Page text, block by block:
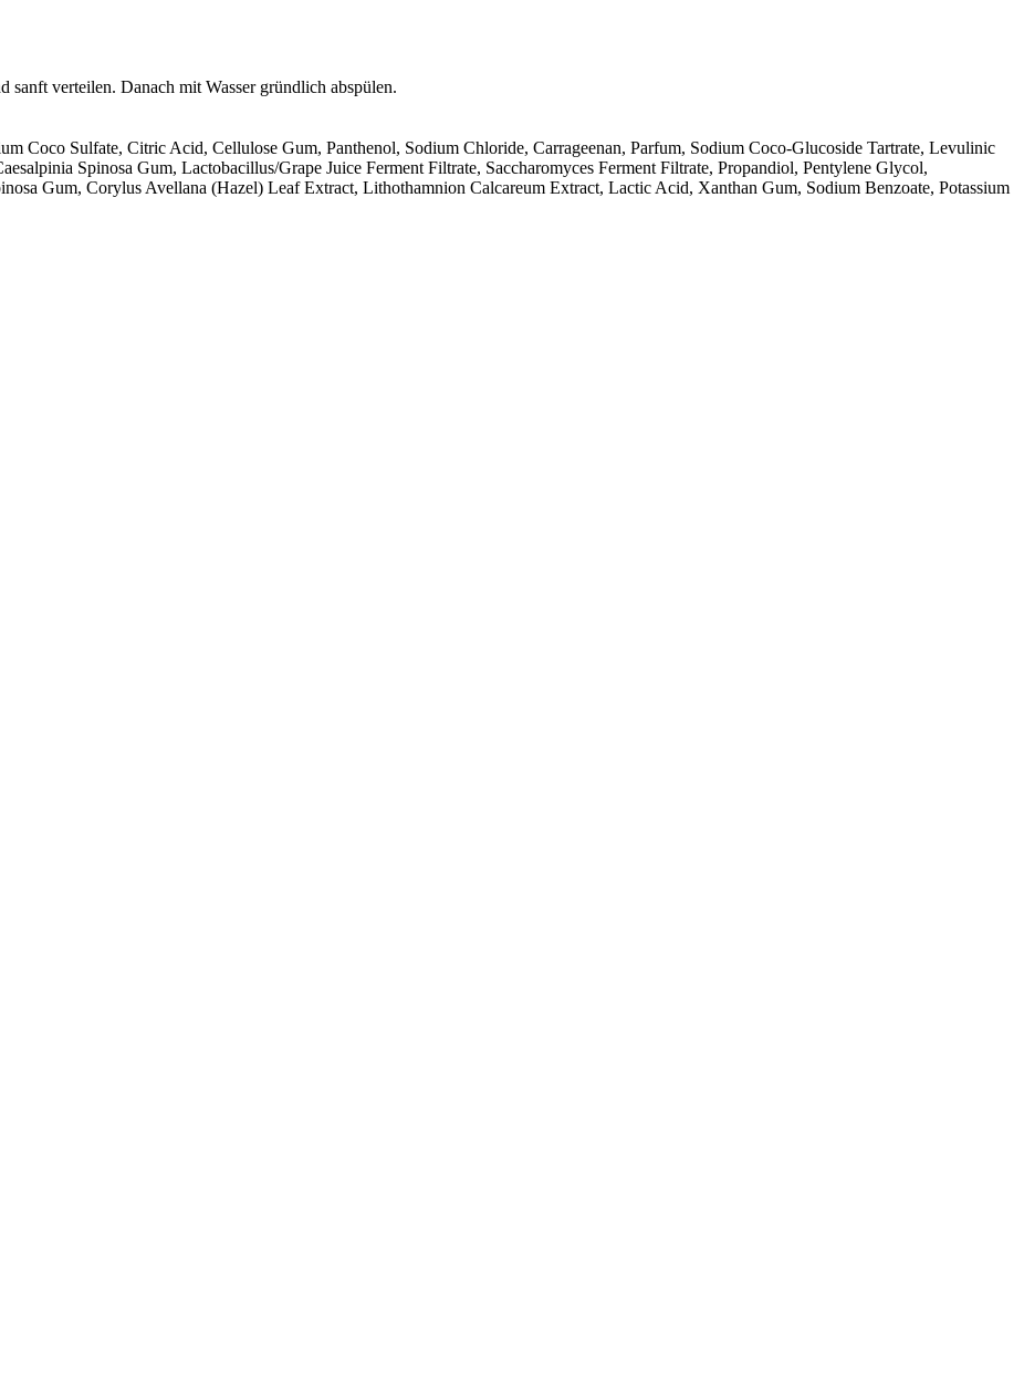
sanft verteilen. Danach mit Wasser gründlich abspülen.
Coco­ Sulfate, Citric Acid, Cellulose Gum, Panthenol, Sodium Chloride, Carrageenan, Parfum, Sodium Coco-Glucoside Tartrate, Levulinic
Spinosa Gum, Lactobacillus/Grape Juice Ferment Filtrate, Saccharomyces Ferment Filtrate, Propandiol, Pentylene Glycol,
Gum, Corylus Avellana (Hazel) Leaf Extract, Lithothamnion Calcareum Extract, Lactic Acid, Xanthan Gum, Sodium Benzoate, Potassium